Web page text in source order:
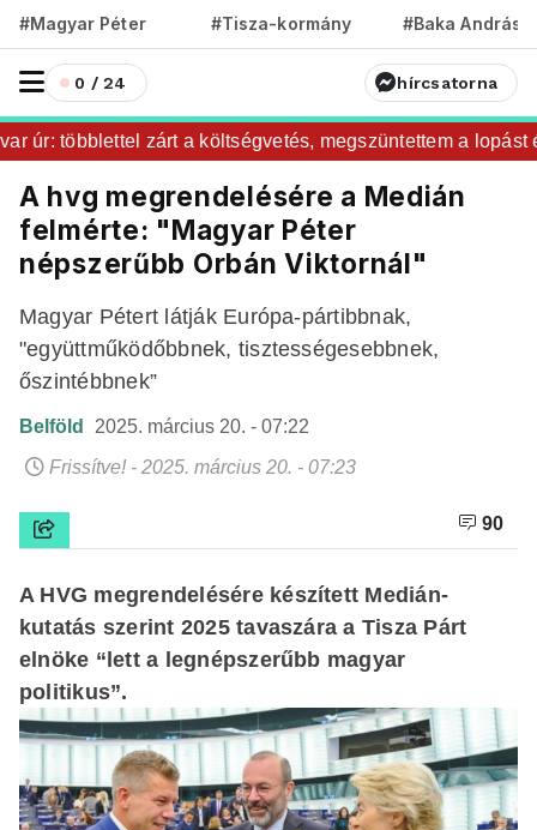
#Magyar Péter #Tisza-kormány #Baka András
0 / 24 hírcsatorna
úr: többlettel zárt a költségvetés, megszüntettem a lopást
A hvg megrendelésére a Medián
felmérte: "Magyar Péter
népszerűbb Orbán Viktornál"
Magyar Pétert látják Európa-pártibbnak,
"együttműködőbbnek, tisztességesebbnek,
őszintébbnek”
Belföld
2025. március 20. - 07:22
Frissítve! - 2025. március 20. - 07:23
90
A HVG megrendelésére készített Medián-
kutatás szerint 2025 tavaszára a Tisza Párt
elnöke “lett a legnépszerűbb magyar
politikus”.